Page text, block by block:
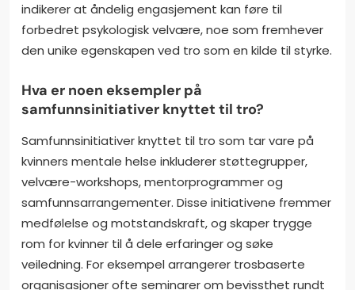
indikerer at åndelig engasjement kan føre til
forbedret psykologisk velvære, noe som fremhever
den unike egenskapen ved tro som en kilde til styrke.
Hva er noen eksempler på
samfunnsinitiativer knyttet til tro?
Samfunnsinitiativer knyttet til tro som tar vare på
kvinners mentale helse inkluderer støttegrupper,
velvære-workshops, mentorprogrammer og
samfunnsarrangementer. Disse initiativene fremmer
medfølelse og motstandskraft, og skaper trygge
rom for kvinner til å dele erfaringer og søke
veiledning. For eksempel arrangerer trosbaserte
organisasjoner ofte seminarer om bevissthet rundt